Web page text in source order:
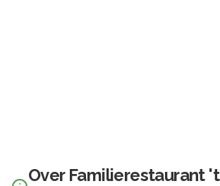
Over Familierestaurant 't